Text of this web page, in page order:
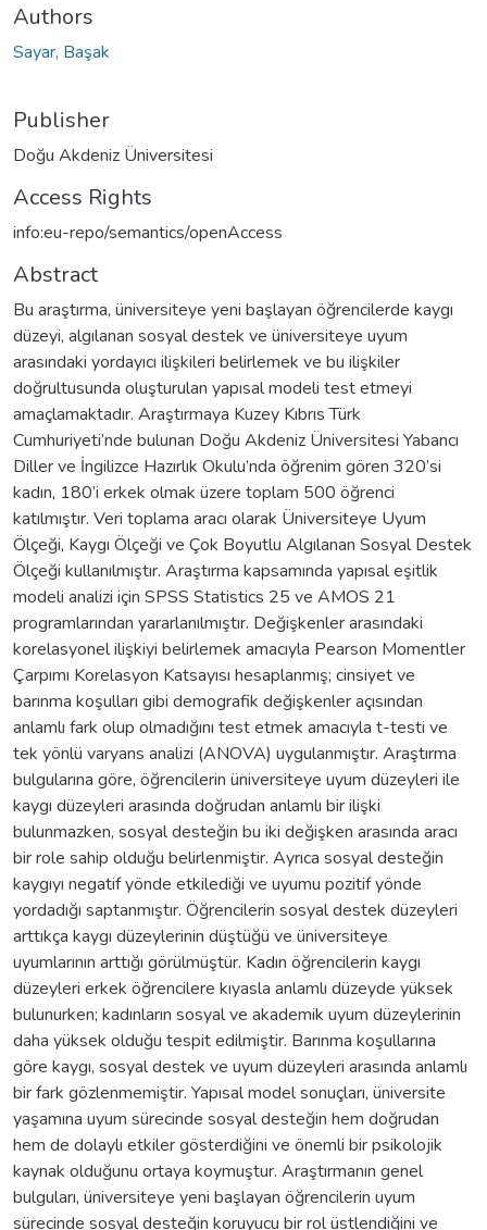
Authors
Sayar, Başak
Publisher
Doğu Akdeniz Üniversitesi
Access Rights
info:eu-repo/semantics/openAccess
Abstract
Bu araştırma, üniversiteye yeni başlayan öğrencilerde kaygı
düzeyi, algılanan sosyal destek ve üniversiteye uyum
arasındaki yordayıcı ilişkileri belirlemek ve bu ilişkiler
doğrultusunda oluşturulan yapısal modeli test etmeyi
amaçlamaktadır. Araştırmaya Kuzey Kıbrıs Türk
Cumhuriyeti’nde bulunan Doğu Akdeniz Üniversitesi Yabancı
Diller ve İngilizce Hazırlık Okulu’nda öğrenim gören 320’si
kadın, 180’i erkek olmak üzere toplam 500 öğrenci
katılmıştır. Veri toplama aracı olarak Üniversiteye Uyum
Ölçeği, Kaygı Ölçeği ve Çok Boyutlu Algılanan Sosyal Destek
Ölçeği kullanılmıştır. Araştırma kapsamında yapısal eşitlik
modeli analizi için SPSS Statistics 25 ve AMOS 21
programlarından yararlanılmıştır. Değişkenler arasındaki
korelasyonel ilişkiyi belirlemek amacıyla Pearson Momentler
Çarpımı Korelasyon Katsayısı hesaplanmış; cinsiyet ve
barınma koşulları gibi demografik değişkenler açısından
anlamlı fark olup olmadığını test etmek amacıyla t-testi ve
tek yönlü varyans analizi (ANOVA) uygulanmıştır. Araştırma
bulgularına göre, öğrencilerin üniversiteye uyum düzeyleri ile
kaygı düzeyleri arasında doğrudan anlamlı bir ilişki
bulunmazken, sosyal desteğin bu iki değişken arasında aracı
bir role sahip olduğu belirlenmiştir. Ayrıca sosyal desteğin
kaygıyı negatif yönde etkilediği ve uyumu pozitif yönde
yordadığı saptanmıştır. Öğrencilerin sosyal destek düzeyleri
arttıkça kaygı düzeylerinin düştüğü ve üniversiteye
uyumlarının arttığı görülmüştür. Kadın öğrencilerin kaygı
düzeyleri erkek öğrencilere kıyasla anlamlı düzeyde yüksek
bulunurken; kadınların sosyal ve akademik uyum düzeylerinin
daha yüksek olduğu tespit edilmiştir. Barınma koşullarına
göre kaygı, sosyal destek ve uyum düzeyleri arasında anlamlı
bir fark gözlenmemiştir. Yapısal model sonuçları, üniversite
yaşamına uyum sürecinde sosyal desteğin hem doğrudan
hem de dolaylı etkiler gösterdiğini ve önemli bir psikolojik
kaynak olduğunu ortaya koymuştur. Araştırmanın genel
bulguları, üniversiteye yeni başlayan öğrencilerin uyum
sürecinde sosyal desteğin koruyucu bir rol üstlendiğini ve